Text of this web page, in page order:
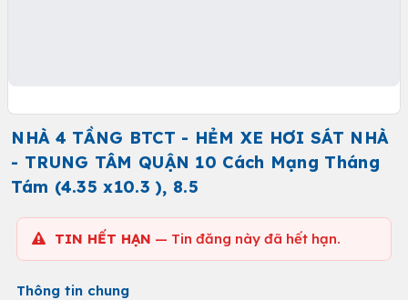
NHÀ 4 TẦNG BTCT - HẺM XE HƠI SÁT NHÀ
- TRUNG TÂM QUẬN 10 Cách Mạng Tháng
Tám (4.35 x10.3 ), 8.5
TIN HẾT HẠN — Tin đăng này đã hết hạn.
Thông tin chung